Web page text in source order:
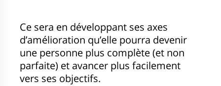
Ce sera en développant ses axes
d’amélioration qu’elle pourra devenir
une personne plus complète (et non
parfaite) et avancer plus facilement
vers ses objectifs.